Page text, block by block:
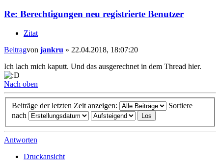
Re: Berechtigungen neu registrierte Benutzer
Zitat
Beitragvon jankru » 22.04.2018, 18:07:20
Ich lach mich kaputt. Und das ausgerechnet in dem Thread hier.
Nach oben
Beiträge der letzten Zeit anzeigen:
Sortiere
nach
Antworten
Druckansicht